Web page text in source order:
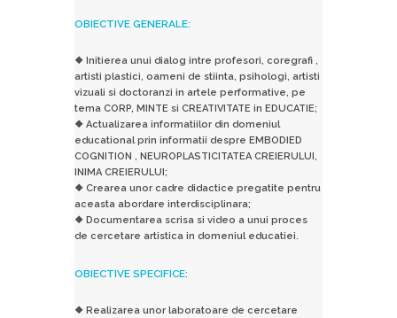
OBIECTIVE GENERALE:
❖ Initierea unui dialog intre profesori, coregrafi ,
artisti plastici, oameni de stiinta, psihologi, artisti
vizuali si doctoranzi in artele performative, pe
tema CORP, MINTE si CREATIVITATE in EDUCATIE;
❖ Actualizarea informatiilor din domeniul
educational prin informatii despre EMBODIED
COGNITION , NEUROPLASTICITATEA CREIERULUI,
INIMA CREIERULUI;
❖ Crearea unor cadre didactice pregatite pentru
aceasta abordare interdisciplinara;
❖ Documentarea scrisa si video a unui proces
de cercetare artistica in domeniul educatiei.
OBIECTIVE SPECIFICE:
❖ Realizarea unor laboratoare de cercetare